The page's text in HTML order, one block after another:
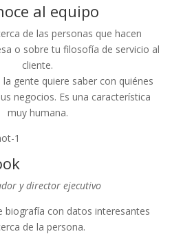
al equipo
de las personas que hacen
o sobre tu filosofía de servicio al
cliente.
la gente quiere saber con quiénes
negocios. Es una característica
muy humana.
y director ejecutivo
biografía con datos interesantes
de la persona.